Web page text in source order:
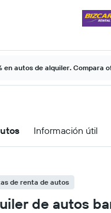
en autos de alquiler. Compara
Información útil
de renta de autos
de autos